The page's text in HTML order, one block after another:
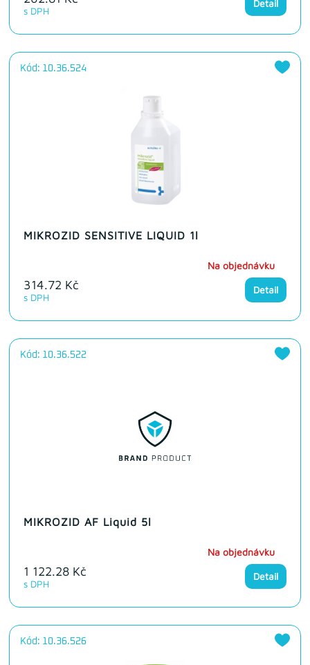
s DPH
Detail
Kód: 10.36.524
MIKROZID SENSITIVE LIQUID 1l
314.72 Kč
s DPH
Na objednávku
Detail
Kód: 10.36.522
MIKROZID AF Liquid 5l
1 122.28 Kč
s DPH
Na objednávku
Detail
Kód: 10.36.526